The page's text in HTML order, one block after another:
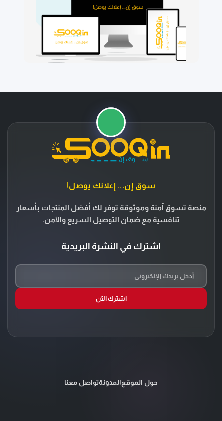
⭐
🚚
سوق إن... إعلانك يوصل!
منصة تسوق آمنة وموثوقة توفر لك أفضل المنتجات بأسعار
تنافسية مع ضمان التوصيل السريع والآمن.
اشترك في النشرة البريدية
اشترك الآن
حول الموقعالمدونةتواصل معنا